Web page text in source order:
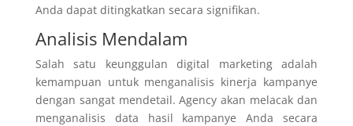
Anda dapat ditingkatkan secara signifikan.
Analisis Mendalam
Salah satu keunggulan digital marketing adalah
kemampuan untuk menganalisis kinerja kampanye
dengan sangat mendetail. Agency akan melacak dan
menganalisis data hasil kampanye Anda secara